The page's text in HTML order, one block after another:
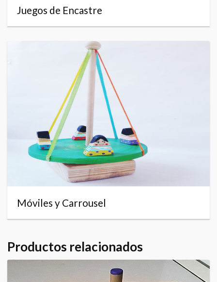
Juegos de Encastre
Móviles y Carrousel
Productos relacionados